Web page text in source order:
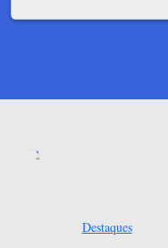
Destaques